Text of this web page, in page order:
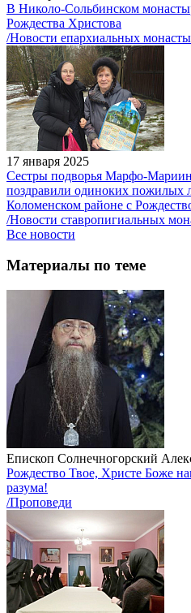
В Николо-Сольбинском
Рождества Христова
/Новости епархиальных
17 января 2025
Сестры подворья Марфо-
поздравили одиноких пожилых
Коломенском районе с
/Новости ставропигиальных
Все новости
Материалы по теме
Епископ Солнечногорский
Рождество Твое, Христе Боже
разума!
/Проповеди